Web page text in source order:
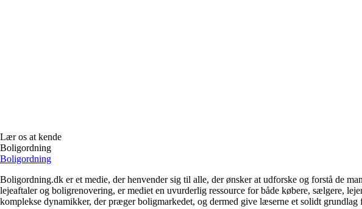
Lær os at kende
Boligordning
Boligordning
Boligordning.dk er et medie, der henvender sig til alle, der ønsker at udforske og forstå de
lejeaftaler og boligrenovering, er mediet en uvurderlig ressource for både købere, sælgere,
komplekse dynamikker, der præger boligmarkedet, og dermed give læserne et solidt grundlag